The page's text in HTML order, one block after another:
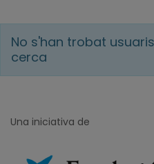
No s'han trobat
cerca
Una iniciativa de